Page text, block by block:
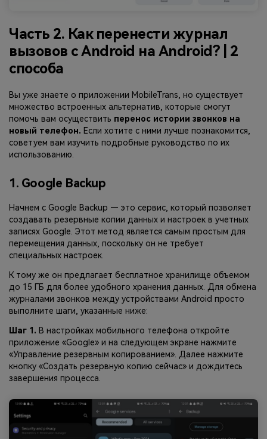
Часть 2. Как перенести журнал
вызовов с Android на Android? | 2
способа
Вы уже знаете о приложении MobileTrans, но существует
множество встроенных альтернатив, которые смогут
помочь вам осуществить перенос истории звонков на
новый телефон. Если хотите с ними лучше познакомится,
советуем вам изучить подробные руководство по их
использованию.
1. Google Backup
Начнем с Google Backup — это сервис, который позволяет
создавать резервные копии данных и настроек в учетных
записях Google. Этот метод является самым простым для
перемещения данных, поскольку он не требует
специальных настроек.
К тому же он предлагает бесплатное хранилище объемом
до 15 ГБ для более удобного хранения данных. Для обмена
журналами звонков между устройствами Android просто
выполните шаги, указанные ниже:
Шаг 1. В настройках мобильного телефона откройте
приложение «Google» и на следующем экране нажмите
«Управление резервным копированием». Далее нажмите
кнопку «Создать резервную копию сейчас» и дождитесь
завершения процесса.